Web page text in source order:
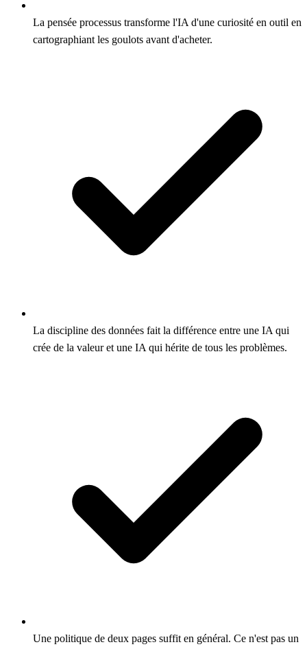
La pensée processus transforme l'IA d'une curiosité en outil en
cartographiant les goulots avant d'acheter.
La discipline des données fait la différence entre une IA qui
crée de la valeur et une IA qui hérite de tous les problèmes.
Une politique de deux pages suffit en général. Ce n'est pas un